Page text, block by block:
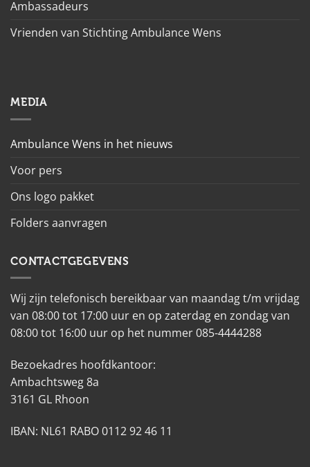
Ambassadeurs
Vrienden van Stichting Ambulance Wens
MEDIA
Ambulance Wens in het nieuws
Voor pers
Ons logo pakket
Folders aanvragen
CONTACTGEGEVENS
Wij zijn telefonisch bereikbaar van maandag t/m vrijdag
van 08:00 tot 17:00 uur en op zaterdag en zondag van
08:00 tot 16:00 uur op het nummer 085-4444288
Bezoekadres hoofdkantoor:
Ambachtsweg 8a
3161 GL Rhoon
IBAN: NL61 RABO 0112 92 46 11